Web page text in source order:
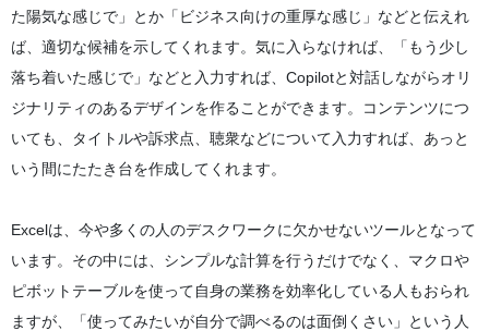
た陽気な感じで」とか「ビジネス向けの重厚な感じ」などと伝えれ
ば、適切な候補を示してくれます。気に入らなければ、「もう少し
落ち着いた感じで」などと入力すれば、Copilotと対話しながらオリ
ジナリティのあるデザインを作ることができます。コンテンツにつ
いても、タイトルや訴求点、聴衆などについて入力すれば、あっと
いう間にたたき台を作成してくれます。
Excelは、今や多くの人のデスクワークに欠かせないツールとなって
います。その中には、シンプルな計算を行うだけでなく、マクロや
ピボットテーブルを使って自身の業務を効率化している人もおられ
ますが、「使ってみたいが自分で調べるのは面倒くさい」という人